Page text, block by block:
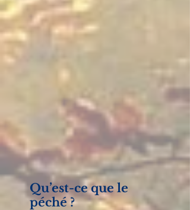
Qu’est-ce que le
péché ?